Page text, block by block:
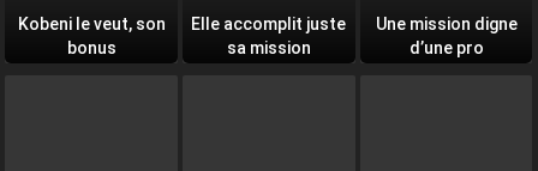
Kobeni le veut, son
bonus
Elle accomplit juste
sa mission
Une mission digne
d’une pro